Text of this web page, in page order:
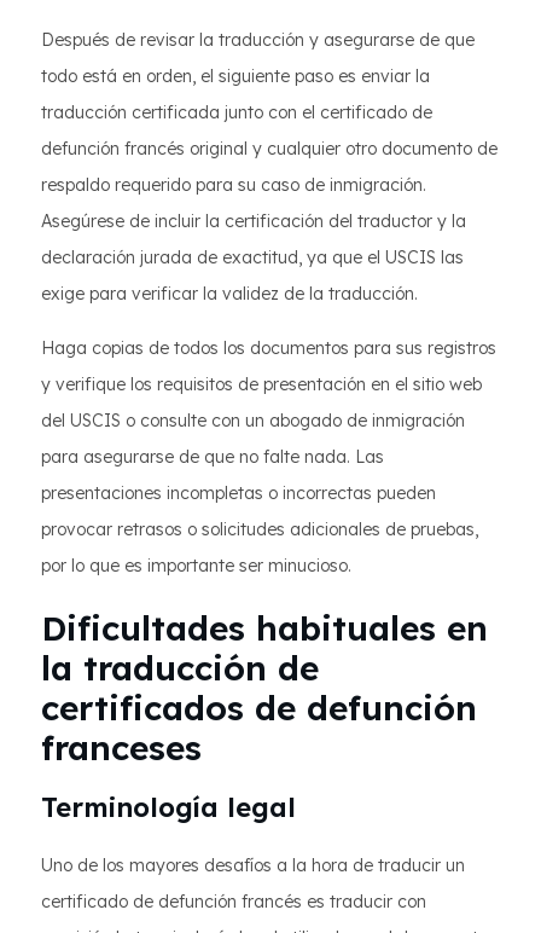
Después de revisar la traducción y asegurarse de que
todo está en orden, el siguiente paso es enviar la
traducción certificada junto con el certificado de
defunción francés original y cualquier otro documento de
respaldo requerido para su caso de inmigración.
Asegúrese de incluir la certificación del traductor y la
declaración jurada de exactitud, ya que el USCIS las
exige para verificar la validez de la traducción.
Haga copias de todos los documentos para sus registros
y verifique los requisitos de presentación en el sitio web
del USCIS o consulte con un abogado de inmigración
para asegurarse de que no falte nada. Las
presentaciones incompletas o incorrectas pueden
provocar retrasos o solicitudes adicionales de pruebas,
por lo que es importante ser minucioso.
Dificultades habituales en
la traducción de
certificados de defunción
franceses
Terminología legal
Uno de los mayores desafíos a la hora de traducir un
certificado de defunción francés es traducir con